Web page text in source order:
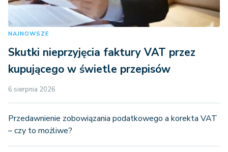
NAJNOWSZE
Skutki nieprzyjęcia faktury VAT przez
kupującego w świetle przepisów
6 sierpnia 2026
Przedawnienie zobowiązania podatkowego a korekta VAT
– czy to możliwe?